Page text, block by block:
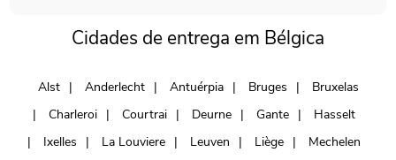
Cidades de entrega em Bélgica
Alst Anderlecht Antuérpia Bruges
Bruxelas
Charleroi
Courtrai Deurne Gante
Hasselt
Ixelles
La Louviere Leuven Liège
Mechelen